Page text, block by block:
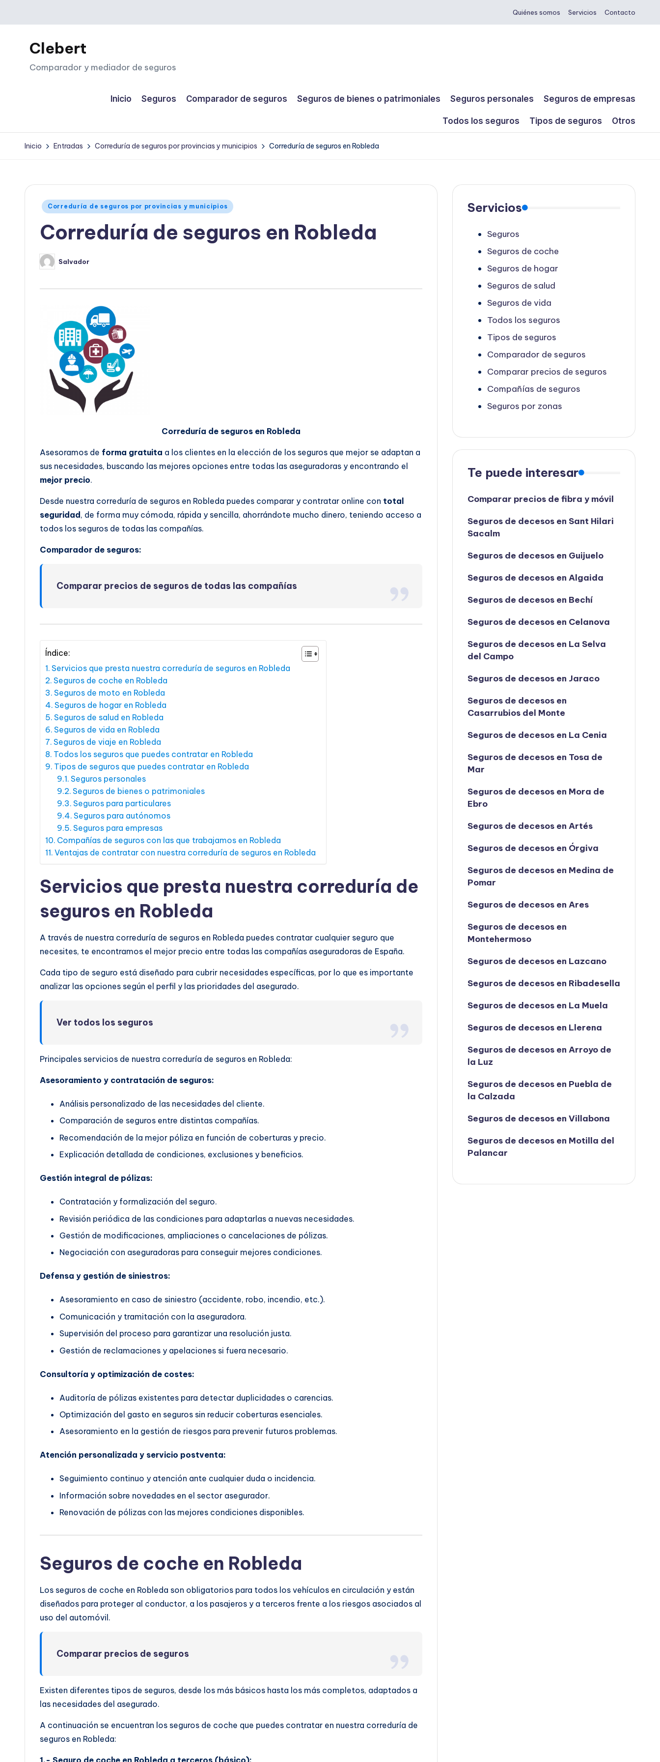
Saltar
contenido
Quiénes somos Servicios Contacto
Clebert
Comparador y mediador de seguros
Inicio Seguros Comparador de seguros Seguros de bienes o patrimoniales Seguros personales Seguros de empresas
Todos los seguros Tipos de seguros Otros
Inicio Entradas Correduría de seguros por provincias y municipios Correduría de seguros en Robleda
Publicado
Correduría de seguros por provincias y municipios
Correduría de seguros en Robleda
Publicado
por
Salvador
Correduría de seguros en Robleda
Asesoramos de forma gratuita a los clientes en la elección de los seguros que mejor se adaptan a
sus necesidades, buscando las mejores opciones entre todas las aseguradoras y encontrando el
mejor precio.
Desde nuestra correduría de seguros en Robleda puedes comparar y contratar online con total
seguridad , de forma muy cómoda, rápida y sencilla, ahorrándote mucho dinero, teniendo acceso a
todos los seguros de todas las compañías.
Comparador de seguros:
Comparar precios de seguros de todas las compañías
Índice:
Servicios que presta nuestra correduría de seguros en Robleda
Seguros de coche en Robleda
Seguros de moto en Robleda
Seguros de hogar en Robleda
Seguros de salud en Robleda
Seguros de vida en Robleda
Seguros de viaje en Robleda
Todos los seguros que puedes contratar en Robleda
Tipos de seguros que puedes contratar en Robleda
Seguros personales
Seguros de bienes o patrimoniales
Seguros para particulares
Seguros para autónomos
Seguros para empresas
Compañías de seguros con las que trabajamos en Robleda
Ventajas de contratar con nuestra correduría de seguros en Robleda
Servicios que presta nuestra correduría de
seguros en Robleda
A través de nuestra correduría de seguros en Robleda puedes contratar cualquier seguro que
necesites, te encontramos el mejor precio entre todas las compañías aseguradoras de España.
Cada tipo de seguro está diseñado para cubrir necesidades específicas, por lo que es importante
analizar las opciones según el perfil y las prioridades del asegurado.
Ver todos los seguros
Principales servicios de nuestra correduría de seguros en Robleda:
Asesoramiento y contratación de seguros:
Análisis personalizado de las necesidades del cliente.
Comparación de seguros entre distintas compañías.
Recomendación de la mejor póliza en función de coberturas y precio.
Explicación detallada de condiciones, exclusiones y beneficios.
Gestión integral de pólizas:
Contratación y formalización del seguro.
Revisión periódica de las condiciones para adaptarlas a nuevas necesidades.
Gestión de modificaciones, ampliaciones o cancelaciones de pólizas.
Negociación con aseguradoras para conseguir mejores condiciones.
Defensa y gestión de siniestros:
Asesoramiento en caso de siniestro (accidente, robo, incendio, etc.).
Comunicación y tramitación con la aseguradora.
Supervisión del proceso para garantizar una resolución justa.
Gestión de reclamaciones y apelaciones si fuera necesario.
Consultoría y optimización de costes:
Auditoría de pólizas existentes para detectar duplicidades o carencias.
Optimización del gasto en seguros sin reducir coberturas esenciales.
Asesoramiento en la gestión de riesgos para prevenir futuros problemas.
Atención personalizada y servicio postventa:
Seguimiento continuo y atención ante cualquier duda o incidencia.
Información sobre novedades en el sector asegurador.
Renovación de pólizas con las mejores condiciones disponibles.
Seguros de coche en Robleda
Los seguros de coche en Robleda son obligatorios para todos los vehículos en circulación y están
diseñados para proteger al conductor, a los pasajeros y a terceros frente a los riesgos asociados al
uso del automóvil.
Comparar precios de seguros
Existen diferentes tipos de seguros, desde los más básicos hasta los más completos, adaptados a
las necesidades del asegurado.
A continuación se encuentran los seguros de coche que puedes contratar en nuestra correduría de
seguros en Robleda:
Servicios
Seguros
Seguros de coche
Seguros de hogar
Seguros de salud
Seguros de vida
Todos los seguros
Tipos de seguros
Comparador de seguros
Comparar precios de seguros
Compañías de seguros
Seguros por zonas
Te puede interesar
Comparar precios de fibra y móvil
Seguros de decesos en Sant Hilari
Sacalm
Seguros de decesos en Guijuelo
Seguros de decesos en Algaida
Seguros de decesos en Bechí
Seguros de decesos en Celanova
Seguros de decesos en La Selva
del Campo
Seguros de decesos en Jaraco
Seguros de decesos en
Casarrubios del Monte
Seguros de decesos en La Cenia
Seguros de decesos en Tosa de
Mar
Seguros de decesos en Mora de
Ebro
Seguros de decesos en Artés
Seguros de decesos en Órgiva
Seguros de decesos en Medina de
Pomar
Seguros de decesos en Ares
Seguros de decesos en
Montehermoso
Seguros de decesos en Lazcano
Seguros de decesos en Ribadesella
Seguros de decesos en La Muela
Seguros de decesos en Llerena
Seguros de decesos en Arroyo de
la Luz
Seguros de decesos en Puebla de
la Calzada
Seguros de decesos en Villabona
Seguros de decesos en Motilla del
Palancar